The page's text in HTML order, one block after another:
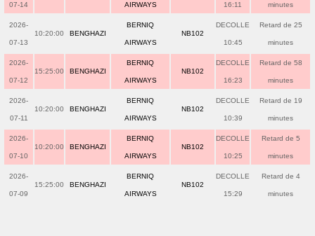
07-14 AIRWAYS 16:11 minutes
2026-
07-13
10:20:00 BENGHAZI
BERNIQ
AIRWAYS
NB102
DECOLLE
10:45
Retard de 25
minutes
2026-
07-12
15:25:00 BENGHAZI
BERNIQ
AIRWAYS
NB102
DECOLLE
16:23
Retard de 58
minutes
2026-
07-11
10:20:00 BENGHAZI
BERNIQ
AIRWAYS
NB102
DECOLLE
10:39
Retard de 19
minutes
2026-
07-10
10:20:00 BENGHAZI
BERNIQ
AIRWAYS
NB102
DECOLLE
10:25
Retard de 5
minutes
2026-
07-09
15:25:00 BENGHAZI
BERNIQ
AIRWAYS
NB102
DECOLLE
15:29
Retard de 4
minutes